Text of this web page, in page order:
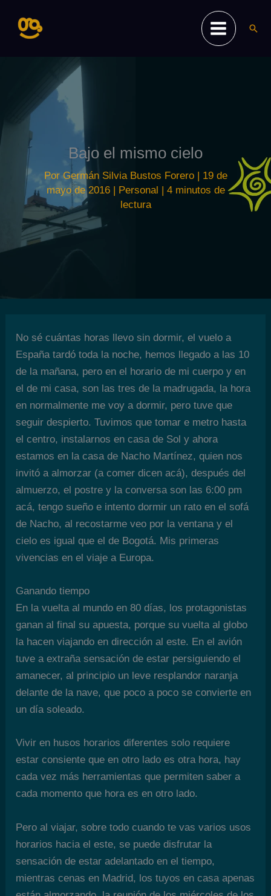
contenido
Bajo el mismo cielo
PorGermán Silvia Bustos Forero | 19 de
mayo de 2016 | Personal | 4 minutos de
lectura
No sé cuántas horas llevo sin dormir, el vuelo a
España tardó toda la noche, hemos llegado a las 10
de la mañana, pero en el horario de mi cuerpo y en
el de mi casa, son las tres de la madrugada, la hora
en normalmente me voy a dormir, pero tuve que
seguir despierto. Tuvimos que tomar e metro hasta
el centro, instalarnos en casa de Sol y ahora
estamos en la casa de Nacho Martínez, quien nos
invitó a almorzar (a comer dicen acá), después del
almuerzo, el postre y la conversa son las 6:00 pm
acá, tengo sueño e intento dormir un rato en el sofá
de Nacho, al recostarme veo por la ventana y el
cielo es igual que el de Bogotá. Mis primeras
vivencias en el viaje a Europa.
Ganando tiempo
En la vuelta al mundo en 80 días, los protagonistas
ganan al final su apuesta, porque su vuelta al globo
la hacen viajando en dirección al este. En el avión
tuve a extraña sensación de estar persiguiendo el
amanecer, al principio un leve resplandor naranja
delante de la nave, que poco a poco se convierte en
un día soleado.
Vivir en husos horarios diferentes solo requiere
estar consiente que en otro lado es otra hora, hay
cada vez más herramientas que permiten saber a
cada momento que hora es en otro lado.
Pero al viajar, sobre todo cuando te vas varios usos
horarios hacia el este, se puede disfrutar la
sensación de estar adelantado en el tiempo,
mientras cenas en Madrid, los tuyos en casa apenas